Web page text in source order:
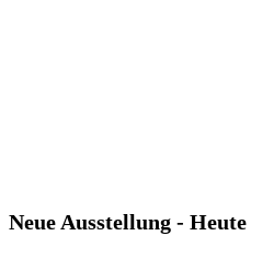
Neue Ausstellung - Heute